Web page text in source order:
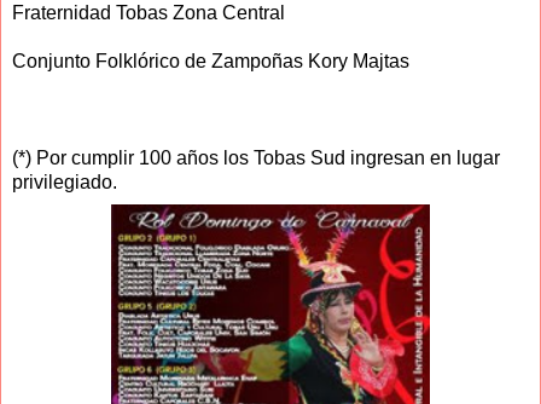
Fraternidad Tobas Zona Central
Conjunto Folklórico de Zampoñas Kory Majtas
(*) Por cumplir 100 años los Tobas Sud ingresan en lugar
privilegiado.